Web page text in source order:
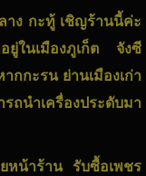
าง กะทู้ เชิญร้านนี้ค่ะ
ยู่ในเมืองภูเก็ต จังซี
กกะรน ย่านเมืองเก่า
ถนำเครื่องประดับมา
น้าร้าน รับซื้อเพชร